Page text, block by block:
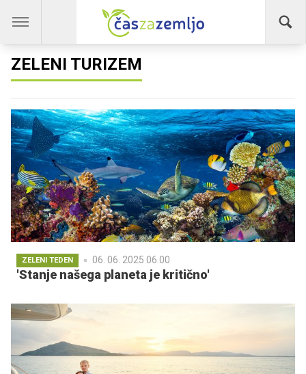
ZELENI TURIZEM
ZELENI TEDEN 06. 06. 2025 06.00
'Stanje našega planeta je kritično'